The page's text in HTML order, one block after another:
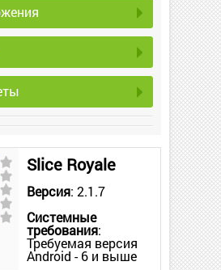
Slice Royale
Версия: 2.1.7
Системные
требования:
Требуемая версия
Android - 6 и выше